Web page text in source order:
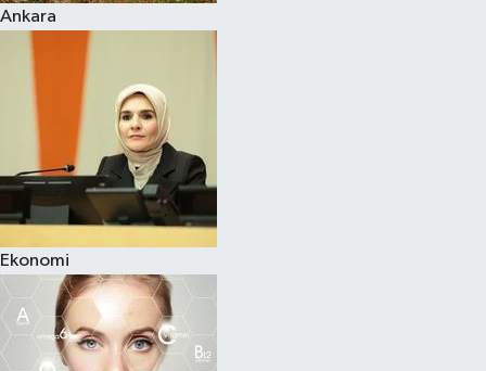
Ankara
Ekonomi
Teknoloji
Televizyon
Yaşam-Çevre